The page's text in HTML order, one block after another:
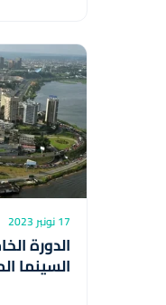
17 نونبر 2023
الدورة
السينما